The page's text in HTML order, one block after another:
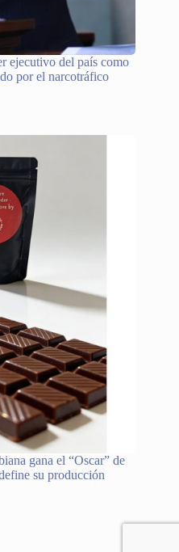
ejecutivo del país como
por el narcotráfico
gana el “Oscar” de
su producción